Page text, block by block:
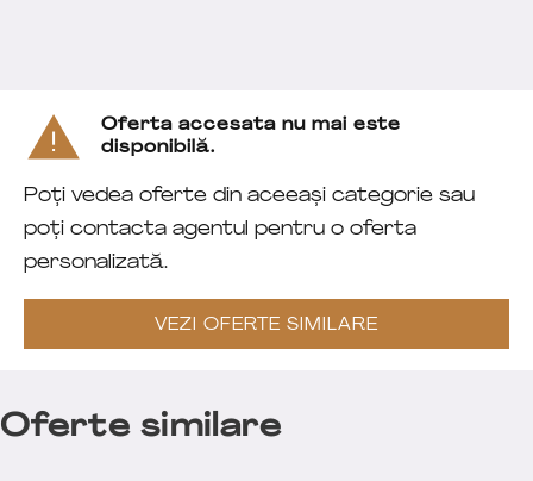
Oferta accesata nu mai este
disponibilă.
Poți vedea oferte din aceeași categorie sau
poți contacta agentul pentru o oferta
personalizată.
VEZI OFERTE SIMILARE
Oferte similare